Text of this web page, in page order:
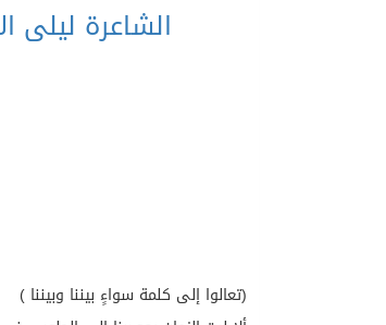
الشاعرة ليلى
(تعالوا إلى كلمة سواءٍ بيننا وبيننا )